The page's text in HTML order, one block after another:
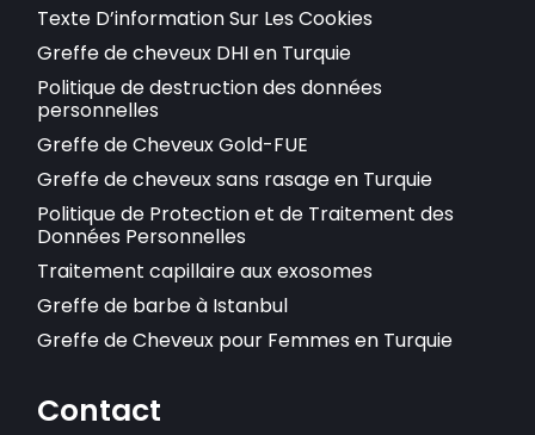
Texte D’information Sur Les Cookies
Greffe de cheveux DHI en Turquie
Politique de destruction des données
personnelles
Greffe de Cheveux Gold-FUE
Greffe de cheveux sans rasage en Turquie
Politique de Protection et de Traitement des
Données Personnelles
Traitement capillaire aux exosomes
Greffe de barbe à Istanbul
Greffe de Cheveux pour Femmes en Turquie
Contact